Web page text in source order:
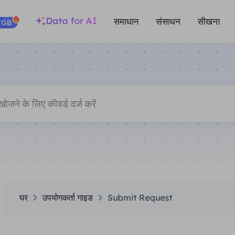
Data for AI समाधान संसाधन सीखना
घर उपयोगकर्ता गाइड Submit Request